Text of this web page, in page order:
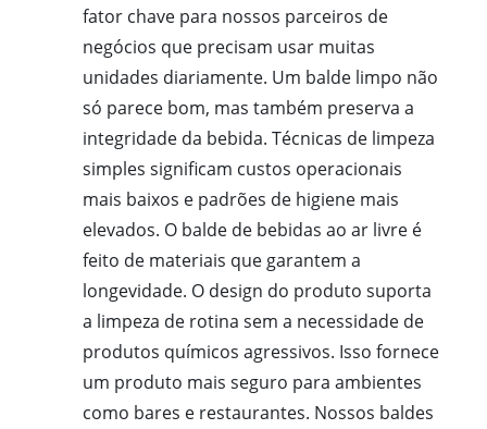
fator chave para nossos parceiros de
negócios que precisam usar muitas
unidades diariamente. Um balde limpo não
só parece bom, mas também preserva a
integridade da bebida. Técnicas de limpeza
simples significam custos operacionais
mais baixos e padrões de higiene mais
elevados. O balde de bebidas ao ar livre é
feito de materiais que garantem a
longevidade. O design do produto suporta
a limpeza de rotina sem a necessidade de
produtos químicos agressivos. Isso fornece
um produto mais seguro para ambientes
como bares e restaurantes. Nossos baldes